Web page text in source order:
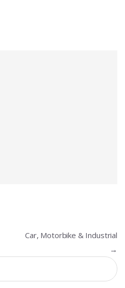
Car, Motorbike & Industrial
→